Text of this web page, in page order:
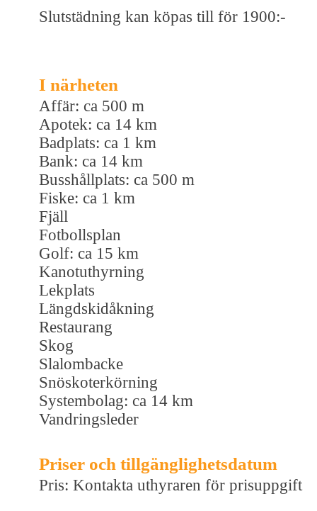
Slutstädning kan köpas till för 1900:-
I närheten
Affär: ca 500 m
Apotek: ca 14 km
Badplats: ca 1 km
Bank: ca 14 km
Busshållplats: ca 500 m
Fiske: ca 1 km
Fjäll
Fotbollsplan
Golf: ca 15 km
Kanotuthyrning
Lekplats
Längdskidåkning
Restaurang
Skog
Slalombacke
Snöskoterkörning
Systembolag: ca 14 km
Vandringsleder
Priser och tillgänglighetsdatum
Pris: Kontakta uthyraren för prisuppgift